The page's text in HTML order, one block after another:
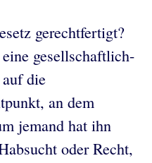
gerechtfertigt?
gesellschaftlich-
die
an dem
jemand hat ihn
oder Recht,